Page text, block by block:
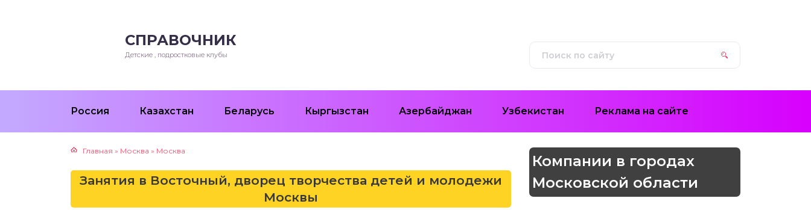
СПРАВОЧНИК
Детские , подростковые клубы
Россия Казахстан Беларусь Кыргызстан Азербайджан Узбекистан Реклама на сайте
Главная » Москва » Москва
Занятия в Восточный, дворец творчества детей и молодежи
Москвы
Компании в городах
Московской области